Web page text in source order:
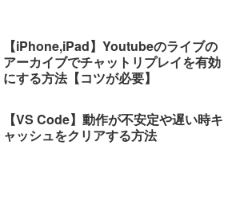
【iPhone,iPad】Youtubeのライブの
アーカイブでチャットリプレイを有効
にする方法【コツが必要】
【VS Code】動作が不安定や遅い時キ
ャッシュをクリアする方法